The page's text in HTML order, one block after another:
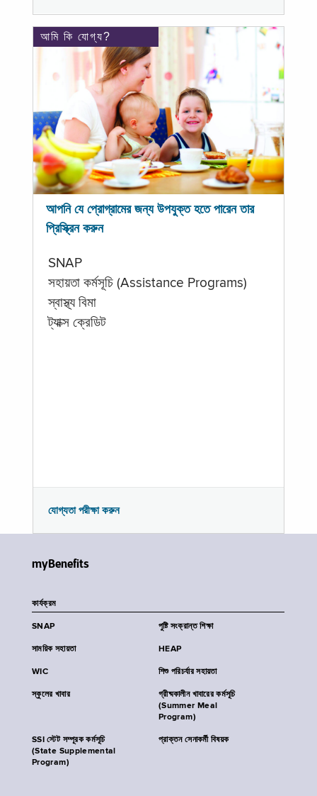
আমি কি যোগ্য?
আপনি যে প্রোগ্রামের জন্য উপযুক্ত হতে পারেন তার
প্রিস্ক্রিন করুন
SNAP
সহায়তা কর্মসূচি (Assistance Programs)
স্বাস্থ্য বিমা
ট্যাক্স ক্রেডিট
যোগ্যতা পরীক্ষা করুন
myBenefits
কার্যক্রম
SNAP পুষ্টি সংক্রান্ত শিক্ষা
সাময়িক সহায়তা HEAP
WIC শিশু পরিচর্যার সহায়তা
স্কুলের খাবার
গ্রীষ্মকালীন খাবারের কর্মসূচি
(Summer Meal
Program)
SSI স্টেট সম্পূরক কর্মসূচি
(State Supplemental
Program)
প্রাক্তন সেনাকর্মী বিষয়ক